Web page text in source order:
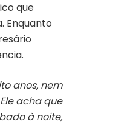
que
Enquanto
anos, nem
acha que
à noite,